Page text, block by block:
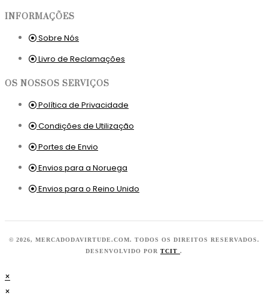
INFORMAÇÕES
Sobre Nós
Livro de Reclamações
OS NOSSOS SERVIÇOS
Política de Privacidade
Condições de Utilização
Portes de Envio
Envios para a Noruega
Envios para o Reino Unido
© 2026, MERCADODAVIRTUDE.COM. TODOS OS DIREITOS RESERVADOS.
DESENVOLVIDO POR TCIT .
×
×